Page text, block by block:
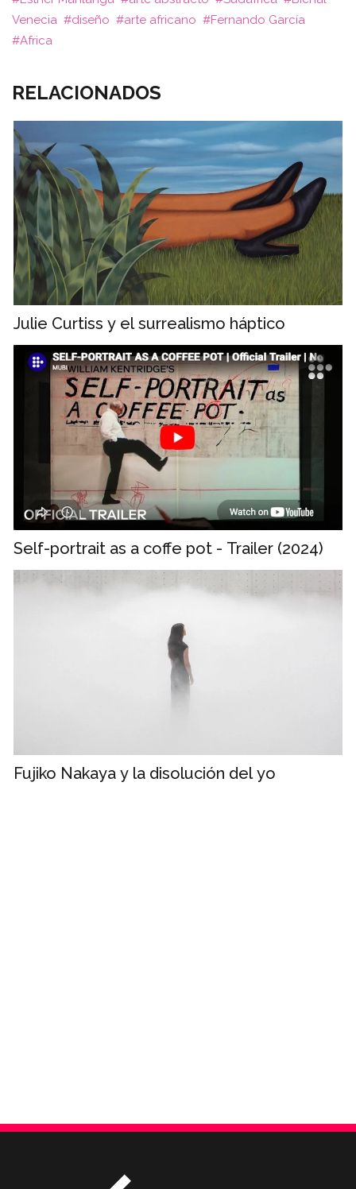
Venecia
diseño arte africano
Fernando García
Africa
RELACIONADOS
Julie Curtiss y el surrealismo háptico
Self-portrait as a coffe pot - Trailer (2024)
Fujiko Nakaya y la disolución del yo